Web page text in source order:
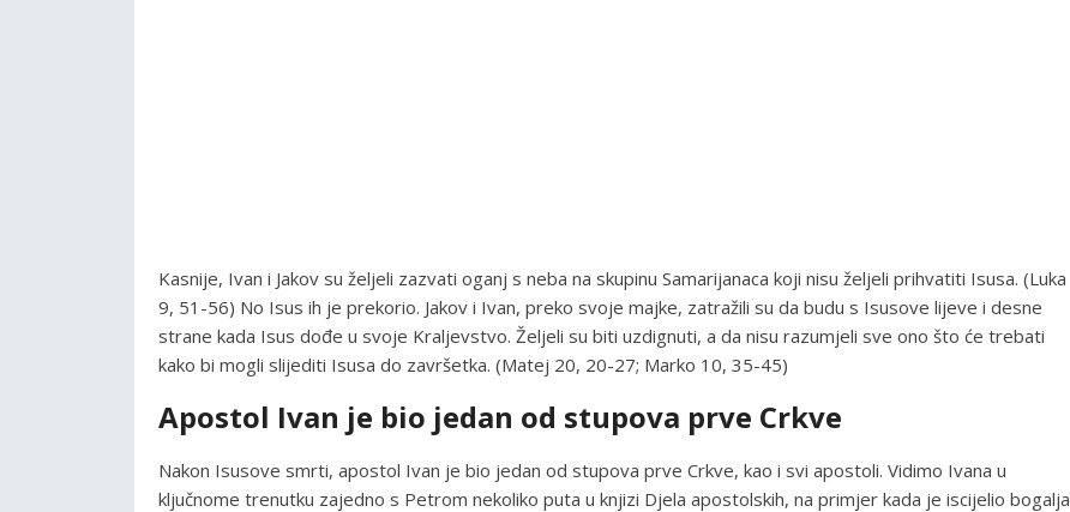
Kasnije, Ivan i Jakov su željeli zazvati oganj s neba na skupinu Samarijanaca koji nisu željeli prihvatiti Isusa. (Luka
9, 51-56) No Isus ih je prekorio. Jakov i Ivan, preko svoje majke, zatražili su da budu s Isusove lijeve i desne
strane kada Isus dođe u svoje Kraljevstvo. Željeli su biti uzdignuti, a da nisu razumjeli sve ono što će trebati
kako bi mogli slijediti Isusa do završetka. (Matej 20, 20-27; Marko 10, 35-45)
Apostol Ivan je bio jedan od stupova prve Crkve
Nakon Isusove smrti, apostol Ivan je bio jedan od stupova prve Crkve, kao i svi apostoli. Vidimo Ivana u
ključnome trenutku zajedno s Petrom nekoliko puta u knjizi Djela apostolskih, na primjer kada je iscijelio bogalja